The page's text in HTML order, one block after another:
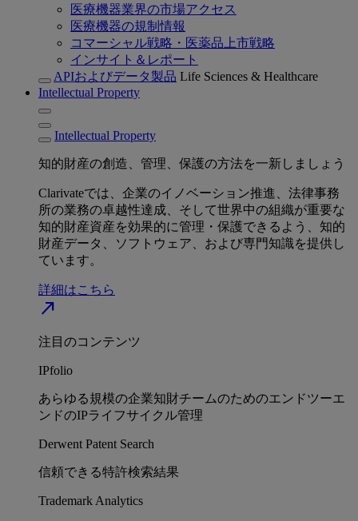
医療機器業界の市場アクセス
医療機器の規制情報
コマーシャル戦略・医薬品上市戦略
インサイト＆レポート
APIおよびデータ製品 Life Sciences & Healthcare
Intellectual Property
Intellectual Property
知的財産の創造、管理、保護の方法を一新しましょう
Clarivateでは、企業のイノベーション推進、法律事務
所の業務の卓越性達成、そして世界中の組織が重要な
知的財産資産を効果的に管理・保護できるよう、知的
財産データ、ソフトウェア、および専門知識を提供し
ています。
詳細はこちら
north_east
注目のコンテンツ
IPfolio
あらゆる規模の企業知財チームのためのエンドツーエ
ンドのIPライフサイクル管理
Derwent Patent Search
信頼できる特許検索結果
Trademark Analytics